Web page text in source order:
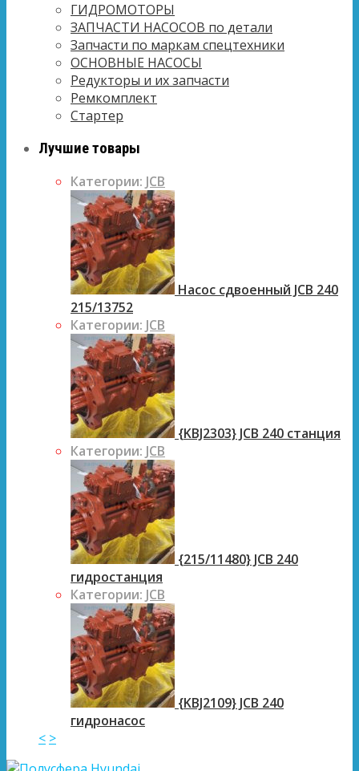
ГИДРОМОТОРЫ
ЗАПЧАСТИ НАСОСОВ по детали
Запчасти по маркам спецтехники
ОСНОВНЫЕ НАСОСЫ
Редукторы и их запчасти
Ремкомплект
Стартер
Лучшие товары
Категории: JCB
Насос сдвоенный JCB 240
215/13752
Категории: JCB
{KBJ2303} JCB 240 станция
Категории: JCB
{215/11480} JCB 240
гидростанция
Категории: JCB
{KBJ2109} JCB 240
гидронасос
< >